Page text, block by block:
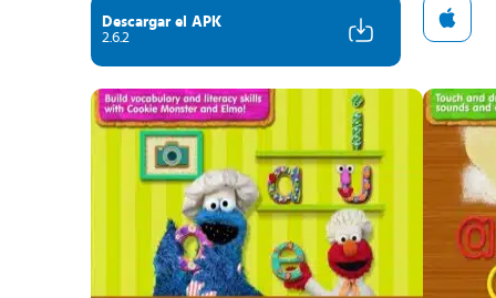
Descargar el APK
2.6.2